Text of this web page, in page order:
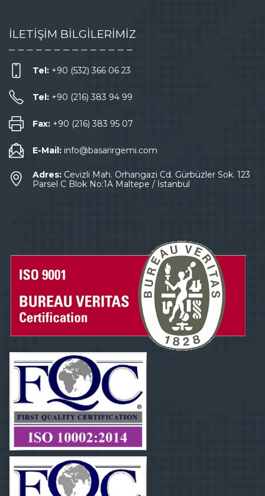
İLETİŞİM BİLGİLERİMİZ
Tel: +90 (532) 366 06 23
Tel: +90 (216) 383 94 99
Fax: +90 (216) 383 95 07
E-Mail: info@basarirgemi.com
Adres: Cevizli Mah. Orhangazi Cd. Gürbüzler Sok. 123
Parsel C Blok No:1A Maltepe / İstanbul